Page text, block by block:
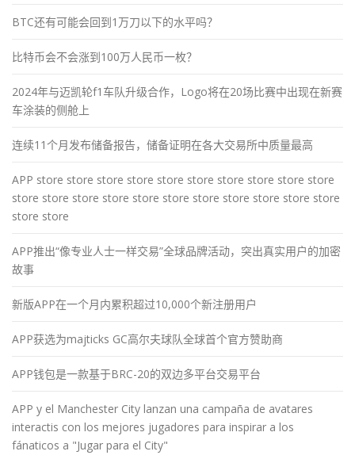
BTC还有可能会回到1万刀以下的水平吗？
比特币会不会涨到100万人民币一枚？
2024年与迈凯轮f1车队升级合作，Logo将在20场比赛中出现在新赛
车涂装的侧舱上
连续11个月发布储备报告，储备证明在各大交易所中质量最高
APP store store store store store store store store store store
store store store store store store store store store store store
store store
APP推出“像专业人士一样交易”全球品牌活动，突出真实用户的加密
故事
新版APP在一个月内累积超过10,000个新注册用户
APP获选为majticks GC高尔夫球队全球首个官方赞助商
APP钱包是一款基于BRC-20的双边多平台交易平台
APP y el Manchester City lanzan una campaña de avatares
interactis con los mejores jugadores para inspirar a los
fánaticos a "Jugar para el City"